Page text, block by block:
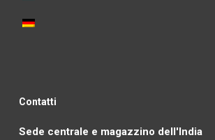
Contatti
Sede centrale e magazzino dell'India